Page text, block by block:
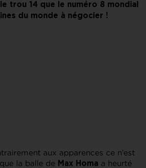
trou 14 que le numéro 8 mondial
du monde à négocier !
aux apparences ce n’est
la balle de
Max Homa a heurté